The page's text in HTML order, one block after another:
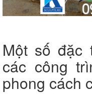
Một số đặc
các công
phong cách